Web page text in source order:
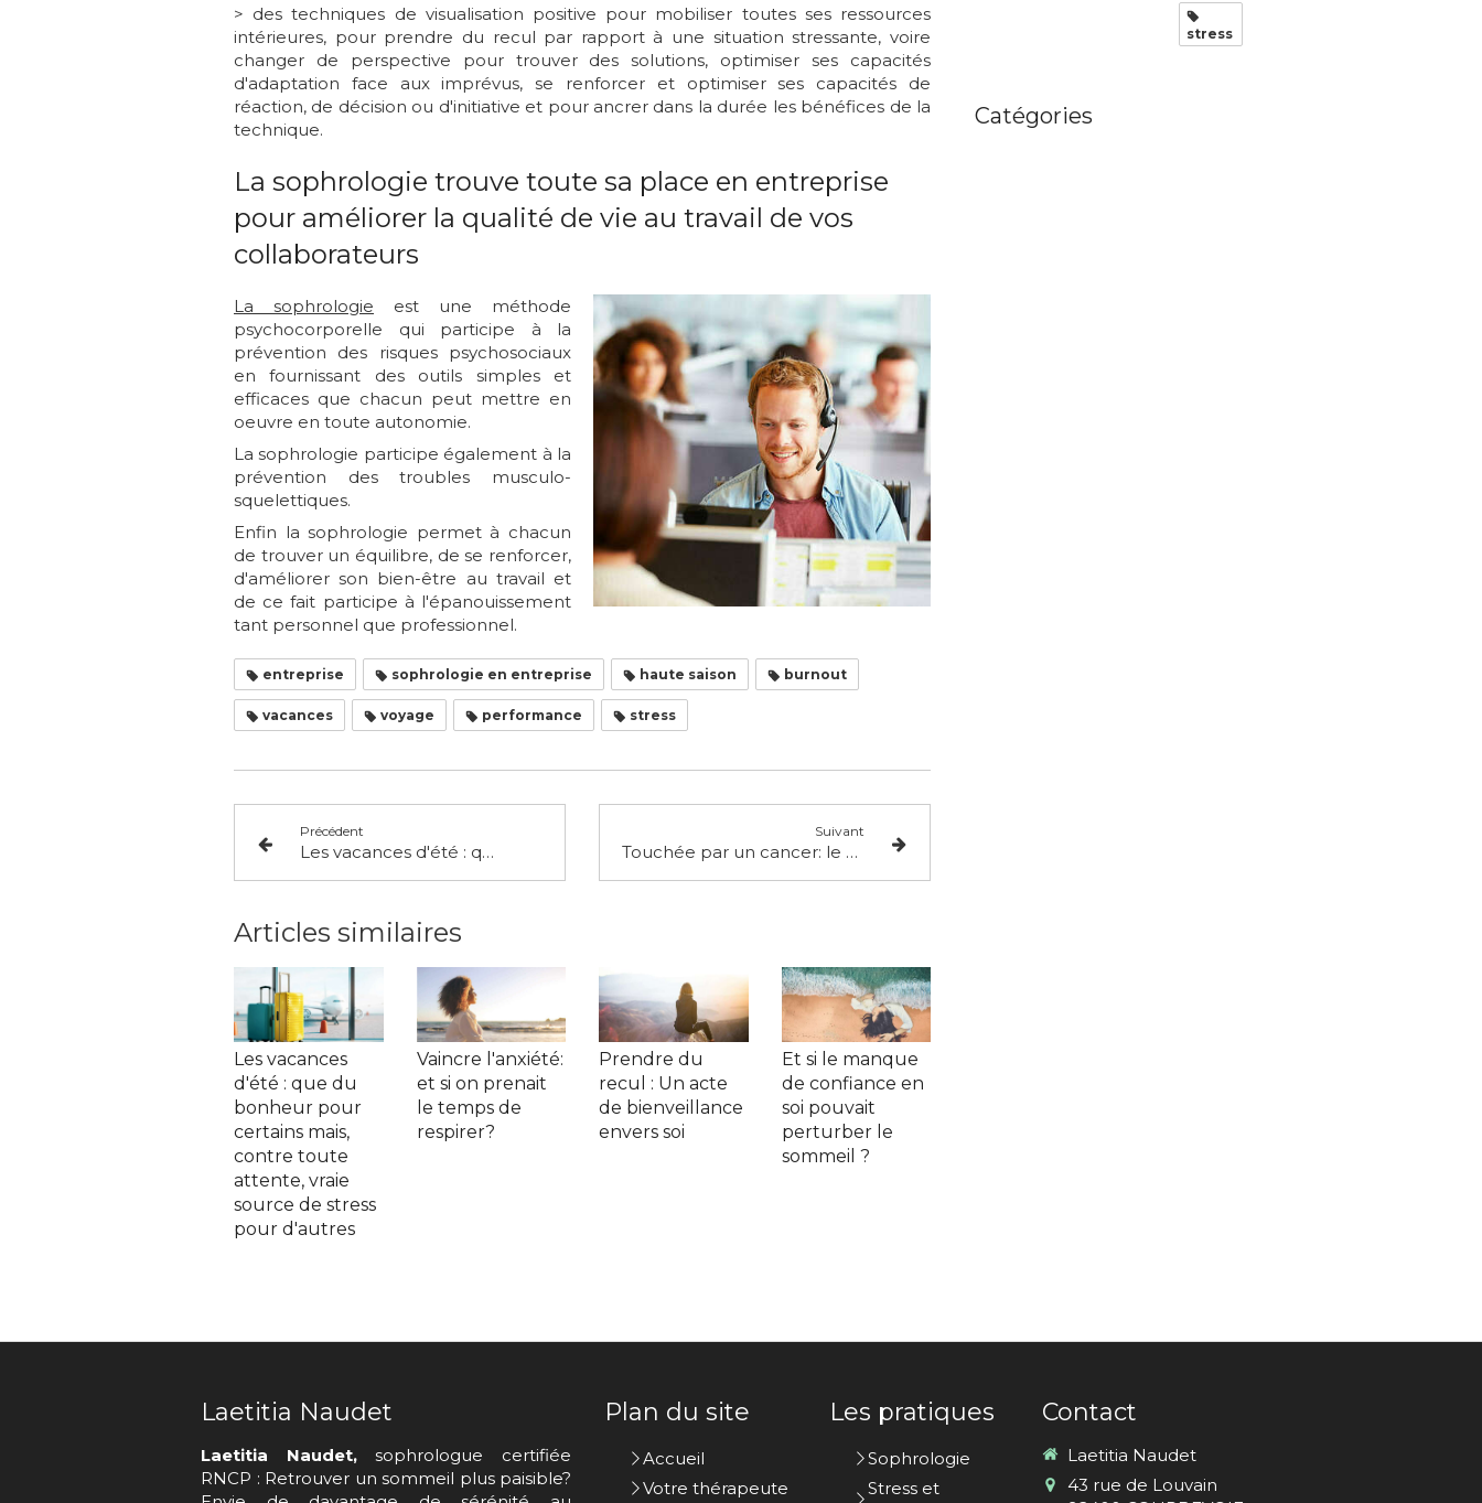
> des techniques de visualisation positive pour mobiliser toutes ses ressources
intérieures, pour prendre du recul par rapport à une situation stressante, voire
changer de perspective pour trouver des solutions, optimiser ses capacités
d'adaptation face aux imprévus, se renforcer et optimiser ses capacités de
réaction, de décision ou d'initiative et pour ancrer dans la durée les bénéfices de la
technique.
La sophrologie trouve toute sa place en entreprise
pour améliorer la qualité de vie au travail de vos
collaborateurs
La sophrologie est une méthode
psychocorporelle qui participe à la
prévention des risques psychosociaux
en fournissant des outils simples et
efficaces que chacun peut mettre en
oeuvre en toute autonomie.
La sophrologie participe également à la
prévention des troubles musculo-
squelettiques.
Enfin la sophrologie permet à chacun
de trouver un équilibre, de se renforcer,
d'améliorer son bien-être au travail et
de ce fait participe à l'épanouissement
tant personnel que professionnel.
entreprise sophrologie en entreprise haute saison burnout
vacances voyage performance stress
Précédent
Les vacances d'été : que du bonheur pour certains mais, contre toute attente, vraie source de stress pour d'autres
Suivant
Touchée par un cancer: le choix de la sophrologie comme soin de support
Articles similaires
Les vacances
d'été : que du
bonheur pour
certains mais,
contre toute
attente, vraie
source de stress
pour d'autres
Vaincre l'anxiété:
et si on prenait
le temps de
respirer?
Prendre du
recul : Un acte
de bienveillance
envers soi
Et si le manque
de confiance en
soi pouvait
perturber le
sommeil ?
stress
Catégories
Laetitia Naudet
Laetitia Naudet,sophrologue certifiée
RNCP : Retrouver un sommeil plus paisible?
Plan du site
Accueil
Votre thérapeute
Les pratiques
Sophrologie
Stress et
Contact
Laetitia Naudet
43 rue de Louvain